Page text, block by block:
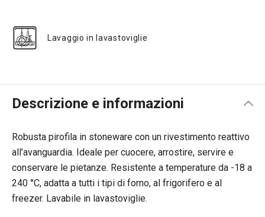
Lavaggio in lavastoviglie
Descrizione e informazioni
Robusta pirofila in stoneware con un rivestimento reattivo
all’avanguardia. Ideale per cuocere, arrostire, servire e
conservare le pietanze. Resistente a temperature da -18 a
240 °C, adatta a tutti i tipi di forno, al frigorifero e al
freezer. Lavabile in lavastoviglie.